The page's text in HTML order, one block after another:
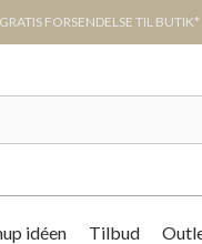
GRATIS FORSENDELSE TIL BUTIK*
idéen Tilbud